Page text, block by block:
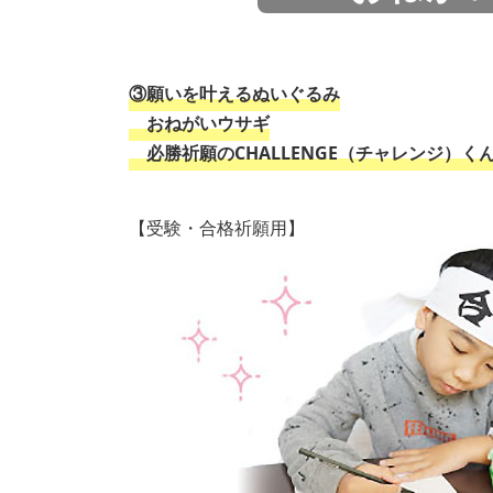
③願いを叶えるぬいぐるみ
おねがいウサギ
必勝祈願のCHALLENGE（チャレンジ）く
【受験・合格祈願用】